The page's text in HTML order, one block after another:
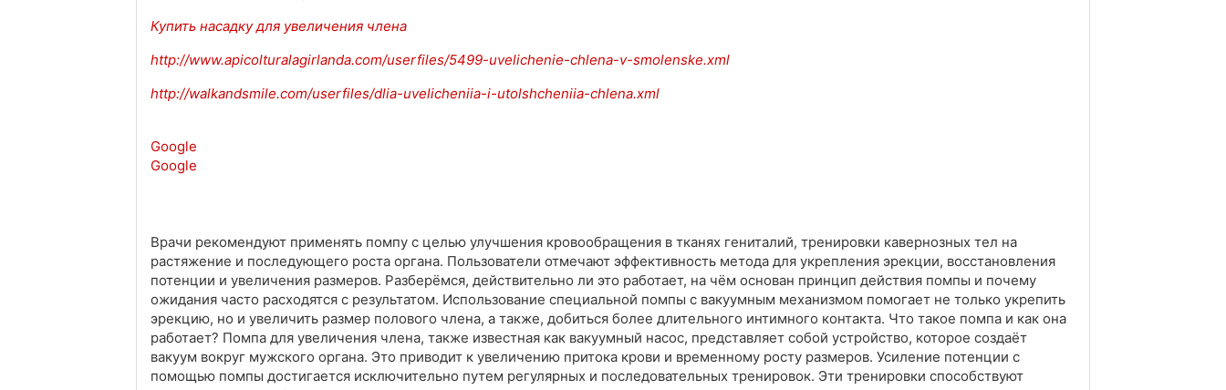
Купить насадку для увеличения члена
http://www.apicolturalagirlanda.com/userfiles/5499-uvelichenie-chlena-v-smolenske.xml
http://walkandsmile.com/userfiles/dlia-uvelicheniia-i-utolshcheniia-chlena.xml
Google
Google
Врачи рекомендуют применять помпу с целью улучшения кровообращения в тканях гениталий, тренировки кавернозных тел на
растяжение и последующего роста органа. Пользователи отмечают эффективность метода для укрепления эрекции, восстановления
потенции и увеличения размеров. Разберёмся, действительно ли это работает, на чём основан принцип действия помпы и почему
ожидания часто расходятся с результатом. Использование специальной помпы с вакуумным механизмом помогает не только укрепить
эрекцию, но и увеличить размер полового члена, а также, добиться более длительного интимного контакта. Что такое помпа и как она
работает? Помпа для увеличения члена, также известная как вакуумный насос, представляет собой устройство, которое создаёт
вакуум вокруг мужского органа. Это приводит к увеличению притока крови и временному росту размеров. Усиление потенции с
помощью помпы достигается исключительно путем регулярных и последовательных тренировок. Эти тренировки способствуют